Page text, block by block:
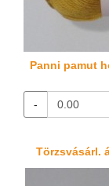
Panni pamut
-
Törzsvásárl.